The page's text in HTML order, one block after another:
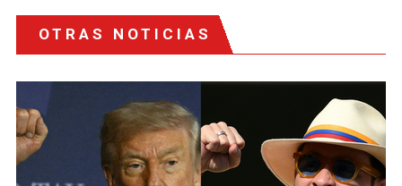
OTRAS NOTICIAS